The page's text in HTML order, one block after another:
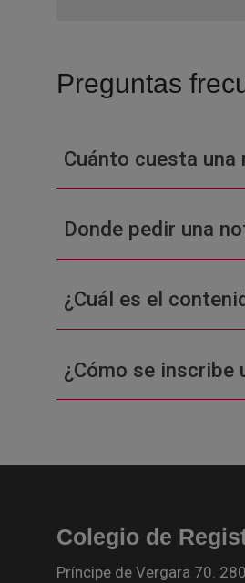
Preguntas
Cuánto cuesta
Donde pedir una
¿Cuál es el
¿Cómo se inscribe
Colegio de
Príncipe de Vergara 70.